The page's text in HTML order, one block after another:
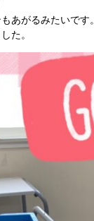
あがるみたいです
た。